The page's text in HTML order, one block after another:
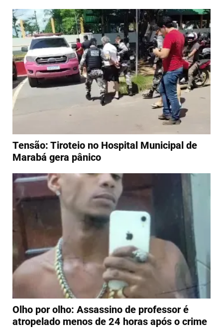
Tensão: Tiroteio no Hospital Municipal de
Marabá gera pânico
Olho por olho: Assassino de professor é
atropelado menos de 24 horas após o crime